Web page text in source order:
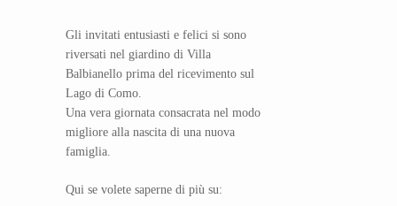
Gli invitati entusiasti e felici si sono
riversati nel giardino di Villa
Balbianello prima del ricevimento sul
Lago di Como.
Una vera giornata consacrata nel modo
migliore alla nascita di una nuova
famiglia.
Qui se volete saperne di più su: